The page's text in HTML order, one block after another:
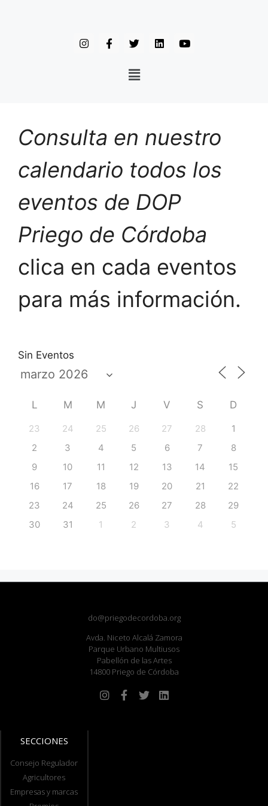
Consulta en nuestro
calendario todos los
eventos de DOP
Priego de Córdoba
clica en cada eventos
para más información.
Sin Eventos
L M M J V S D
23 24 25 26 27 28
1
2
3 4 5 6 7
8
9
10 11 12 13 14
15
16
17 18 19 20 21
22
23
24 25 26 27 28
29
30
31 1 2 3 4 5
do@priegodecordoba.org
Avda. Niceto Alcalá Zamora
Parque Urbano Multiusos
Pabellón de las Artes
14800 Priego de Córdoba
SECCIONES
Consejo Regulador
Agricultores
Empresas y marcas